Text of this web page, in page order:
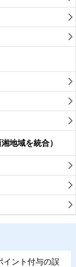
地域を統合）
イント付与の誤